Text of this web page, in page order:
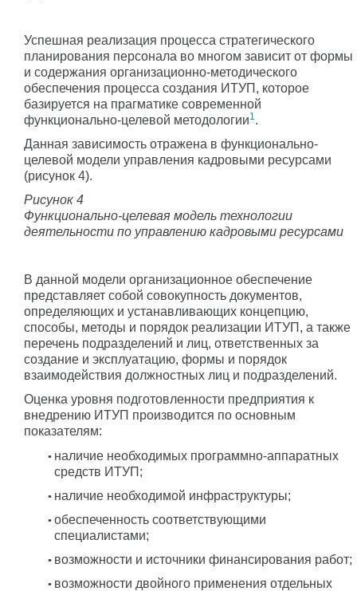
Успешная реализация процесса стратегического
планирования персонала во многом зависит от формы
и содержания организационно-методического
обеспечения процесса создания ИТУП, которое
базируется на прагматике современной
функционально-целевой методологии1 .
Данная зависимость отражена в функционально-
целевой модели управления кадровыми ресурсами
(рисунок 4).
Рисунок 4
Функционально-целевая модель технологии
деятельности по управлению кадровыми ресурсами
В данной модели организационное обеспечение
представляет собой совокупность документов,
определяющих и устанавливающих концепцию,
способы, методы и порядок реализации ИТУП, а также
перечень подразделений и лиц, ответственных за
создание и эксплуатацию, формы и порядок
взаимодействия должностных лиц и подразделений.
Оценка уровня подготовленности предприятия к
внедрению ИТУП производится по основным
показателям:
наличие необходимых программно-аппаратных
средств ИТУП;
наличие необходимой инфраструктуры;
обеспеченность соответствующими
специалистами;
возможности и источники финансирования работ;
возможности двойного применения отдельных